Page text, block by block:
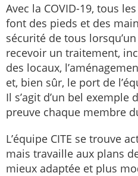
Avec la COVID-19, tous
font des pieds et des
sécurité de tous
recevoir un traitement,
des locaux,
et, bien sûr, le port de
Il s’agit d’un bel
preuve chaque membre
L’équipe CITE se trouve
mais travaille aux plans
mieux adaptée et plus